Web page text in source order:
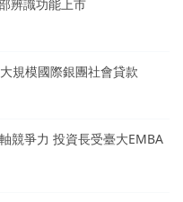
辨識功能上市
規模國際銀團社會貸款
競爭力 投資長受臺大EMBA